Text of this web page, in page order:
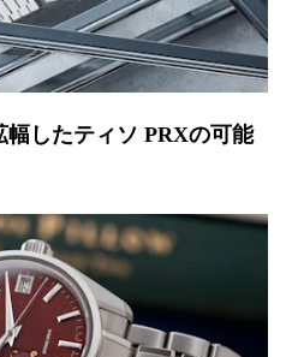
幅したティソ PRXの可能